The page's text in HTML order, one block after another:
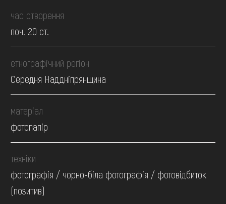
час створення
поч. 20 ст.
етнографічний регіон
Середня Наддніпрянщина
матеріал
фотопапір
техніки
фотографія / чорно-біла фотографія / фотовідбиток
(позитив)